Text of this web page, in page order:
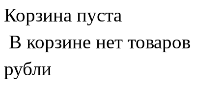
Корзина пуста
В корзине нет товаров
рубли